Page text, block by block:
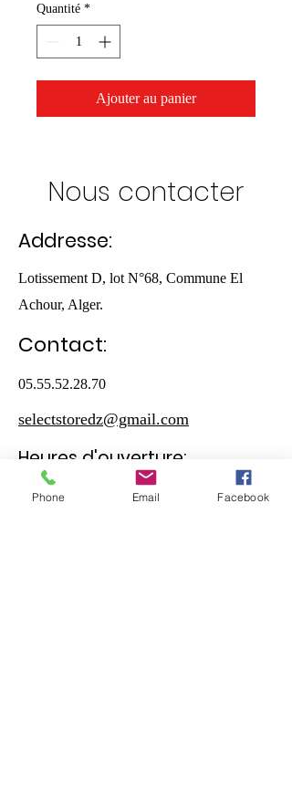
Quantité *
Ajouter au panier
Nous contacter
Addresse:
Lotissement D, lot N°68, Commune El
Achour, Alger.
Contact:
05.55.52.28.70
selectstoredz@gmail.com
Heures d'ouverture:
Samedi - Jeudi 10:30 – 19:00
Phone Email Facebook